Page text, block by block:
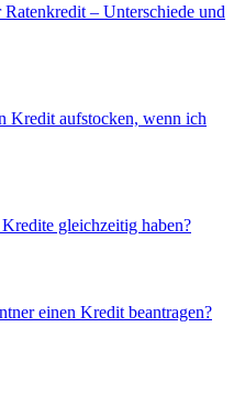
– Unterschiede und
Kredit aufstocken, wenn ich
gleichzeitig haben?
einen Kredit beantragen?